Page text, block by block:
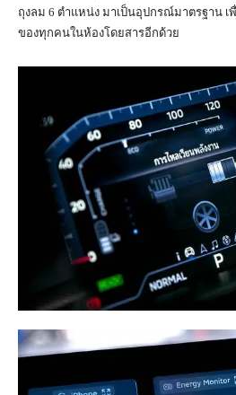
ถุงลม 6 ตำแหน่ง มาเป็นอุปกรณ์มาตรฐาน
ของทุกคนในห้องโดยสารอีกด้วย